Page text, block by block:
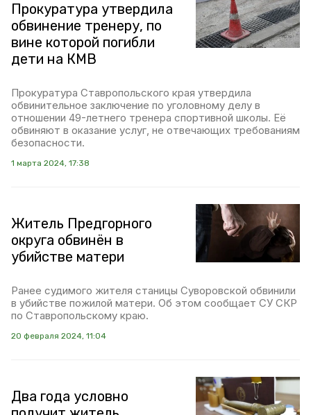
Прокуратура утвердила
обвинение тренеру, по
вине которой погибли
дети на КМВ
Прокуратура Ставропольского края утвердила
обвинительное заключение по уголовному делу в
отношении 49-летнего тренера спортивной школы. Её
обвиняют в оказание услуг, не отвечающих требованиям
безопасности.
1 марта 2024, 17:38
Житель Предгорного
округа обвинён в
убийстве матери
Ранее судимого жителя станицы Суворовской обвинили
в убийстве пожилой матери. Об этом сообщает СУ СКР
по Ставропольскому краю.
20 февраля 2024, 11:04
Два года условно